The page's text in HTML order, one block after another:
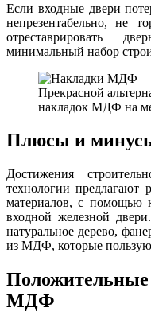
Если входные двери
непрезентабельно, не
отреставрировать
минимальный набор
Прекрасной
накладок МДФ на
Плюсы и
Достижения
технологии предлагают
материалов, с помощью
входной железной
натуральное дерево,
из МДФ, которые
МДФ